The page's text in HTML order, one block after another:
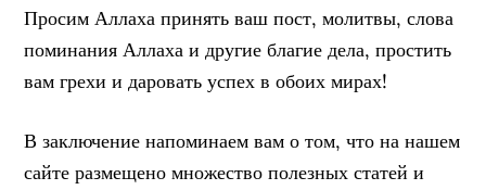
Просим Аллаха принять ваш пост, молитвы, слова
поминания Аллаха и другие благие дела, простить
вам грехи и даровать успех в обоих мирах!
В заключение напоминаем вам о том, что на нашем
сайте размещено множество полезных статей и